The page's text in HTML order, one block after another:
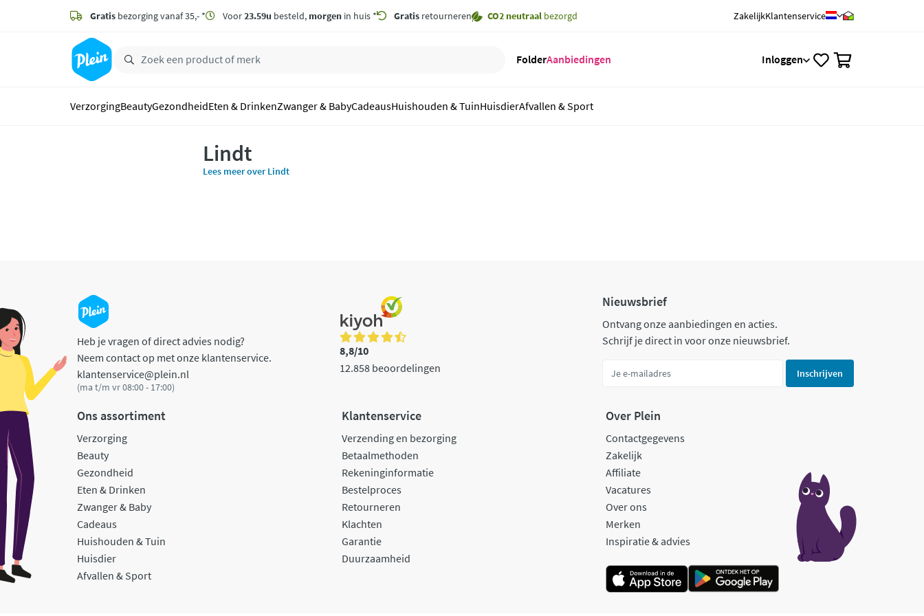
zoeken
hoofdinhoud
Gratis bezorging vanaf 35,- * Voor23.59u besteld, morgen in huis * Gratis retourneren CO2 neutraal bezorgd ZakelijkKlantenservice
FolderAanbiedingen Inloggen
VerzorgingBeautyGezondheidEten & DrinkenZwanger & BabyCadeausHuishouden & TuinHuisdierAfvallen & Sport
Lindt
Lees meer over Lindt
Heb je vragen of direct advies nodig?
Neem contact op met onze klantenservice.
klantenservice@plein.nl
(ma t/m vr 08:00 - 17:00)
8,8/10
12.858 beoordelingen
Nieuwsbrief
Ontvang onze aanbiedingen en acties.
Schrijf je direct in voor onze nieuwsbrief.
Inschrijven
Ons assortiment
Verzorging
Beauty
Gezondheid
Eten & Drinken
Zwanger & Baby
Cadeaus
Huishouden & Tuin
Huisdier
Afvallen & Sport
Klantenservice
Verzending en bezorging
Betaalmethoden
Rekeninginformatie
Bestelproces
Retourneren
Klachten
Garantie
Duurzaamheid
Over Plein
Contactgegevens
Zakelijk
Affiliate
Vacatures
Over ons
Merken
Inspiratie & advies